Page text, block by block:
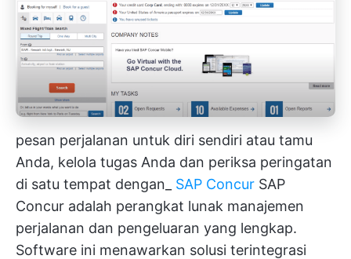
pesan perjalanan untuk diri sendiri atau tamu
Anda, kelola tugas Anda dan periksa peringatan
di satu tempat dengan_ SAP Concur SAP
Concur adalah perangkat lunak manajemen
perjalanan dan pengeluaran yang lengkap.
Software ini menawarkan solusi terintegrasi